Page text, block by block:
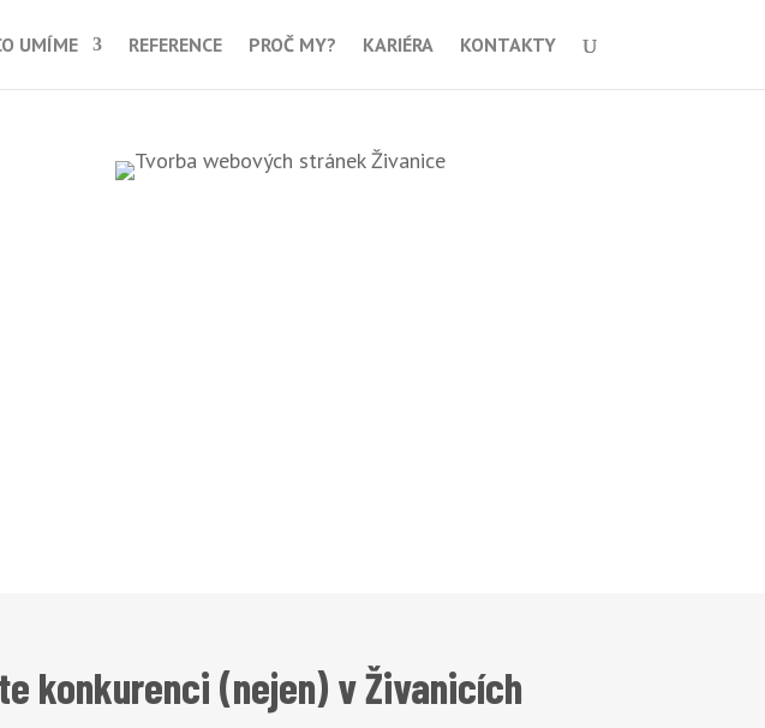
UMÍME REFERENCE PROČ MY? KARIÉRA KONTAKTY
konkurenci (nejen) v Živanicích